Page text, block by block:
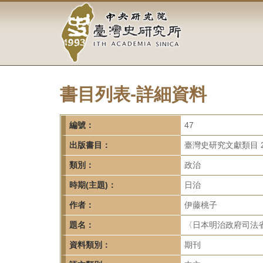
容
中
央
研
究
院-
臺
灣
史
研
究
所-
書目列表-詳細資料
編號： 47
出版書目： 臺灣史研究文獻類目
類別： 政治
時期(主題)： 日治
作者： 伊藤桃子
題名： 〈日本明治政府司
資料類別： 期刊